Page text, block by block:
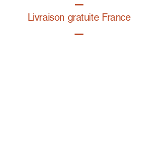
Livraison gratuite France